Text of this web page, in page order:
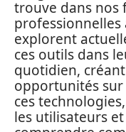
trouve dans nos
professionnelles
explorent
ces outils dans
quotidien,
opportunités sur
ces
les utilisateurs